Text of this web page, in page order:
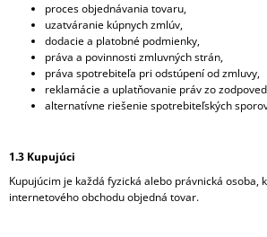
proces objednávania tovaru,
uzatváranie kúpnych zmlúv,
dodacie a platobné podmienky,
práva a povinnosti zmluvných strán,
práva spotrebiteľa pri odstúpení od zmluvy,
reklamácie a uplatňovanie práv zo
alternatívne riešenie spotrebiteľských
1.3 Kupujúci
Kupujúcim je každá fyzická alebo právnická
internetového obchodu objedná tovar.
JRL
2025T-
DIAMANTE
TRIMMER
ORANGE
€165